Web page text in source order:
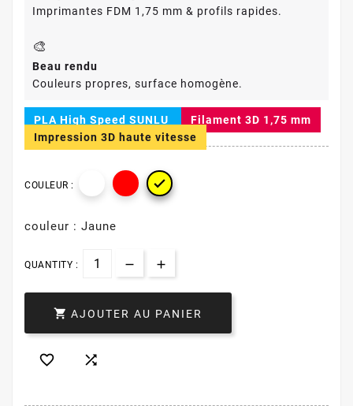
Imprimantes FDM 1,75 mm & profils rapides.
🎨
Beau rendu
Couleurs propres, surface homogène.
PLA High Speed SUNLU
Filament 3D 1,75 mm
Impression 3D haute vitesse
COULEUR : 
couleur : Jaune
QUANTITY :
 AJOUTER AU PANIER
 